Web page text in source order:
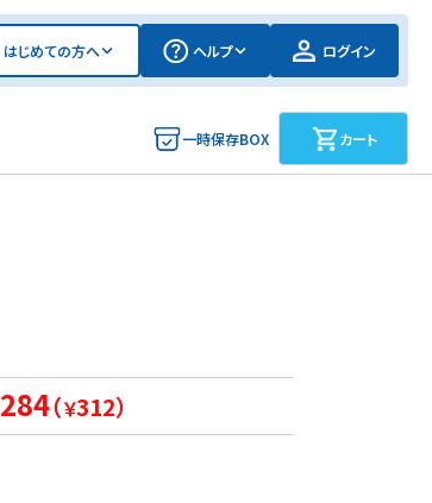
はじめての方へ ヘルプ ログイン
一時保存BOX カート
284（￥312）